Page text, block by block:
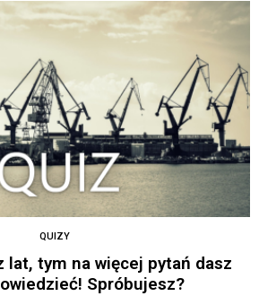
QUIZY
lat, tym na więcej pytań dasz
Spróbujesz?